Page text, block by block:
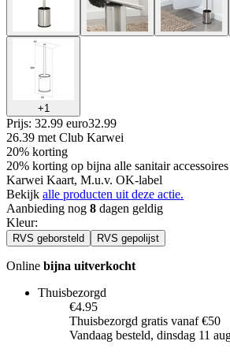
+1
Prijs: 32.99 euro32.99
26.39 met Club Karwei
20% korting
20% korting op bijna alle sanitair
Karwei Kaart, M.u.v. OK-label
Bekijk alle producten uit deze actie.
Aanbieding nog 8 dagen geldig
Kleur:
RVS geborsteld RVS gepolijst
Online bijna uitverkocht
Thuisbezorgd
€4.95
Thuisbezorgd gratis vanaf €50
Vandaag besteld, dinsdag 11